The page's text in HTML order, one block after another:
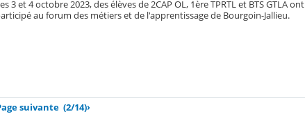
3 et 4 octobre 2023, des élèves de 2CAP OL, 1ère TPRTL et BTS GTLA ont
au forum des métiers et de l'apprentissage de Bourgoin-Jallieu.
suivante (2/14)›